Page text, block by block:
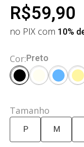
R$59,90
no PIX com 10%
Cor:Preto
Tamanho
P M